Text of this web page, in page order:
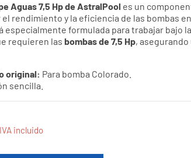
Aguas 7,5 Hp de AstralPool es un
rendimiento y la eficiencia de las bombas
especialmente formulada para trabajar bajo
requieren las bombas de 7,5 Hp, asegurando
original: Para bomba Colorado.
sencilla.
IVA incluido